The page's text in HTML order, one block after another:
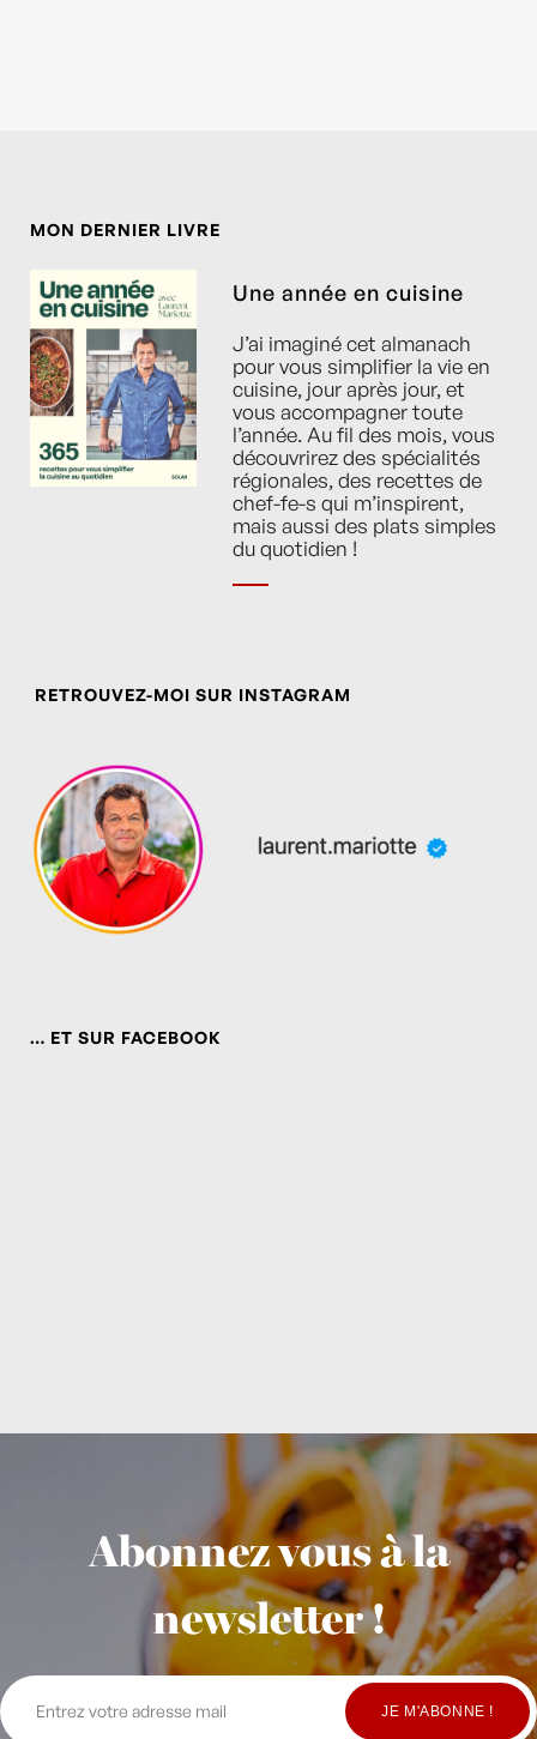
MON DERNIER LIVRE
Une année en cuisine
J’ai imaginé cet almanach
pour vous simplifier la vie en
cuisine, jour après jour, et
vous accompagner toute
l’année. Au fil des mois, vous
découvrirez des spécialités
régionales, des recettes de
chef-fe-s qui m’inspirent,
mais aussi des plats simples
du quotidien !
RETROUVEZ-MOI SUR INSTAGRAM
… ET SUR FACEBOOK
Abonnez vous à la
newsletter !